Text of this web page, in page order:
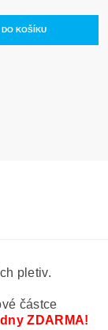
pletiv.
částce
ZDARMA!